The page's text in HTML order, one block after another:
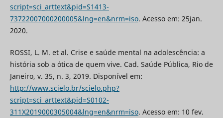
script=sci_arttext&pid=S1413-
73722007000200005&lng=en&nrm=iso. Acesso em: 25jan.
2020.
ROSSI, L. M. et al. Crise e saúde mental na adolescência: a
história sob a ótica de quem vive. Cad. Saúde Pública, Rio de
Janeiro, v. 35, n. 3, 2019. Disponível em:
http://www.scielo.br/scielo.php?
script=sci_arttext&pid=S0102-
311X2019000305004&lng=en&nrm=iso. Acesso em: 10 fev.